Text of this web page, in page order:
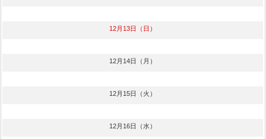
12月13日（日）
12月14日（月）
12月15日（火）
12月16日（水）